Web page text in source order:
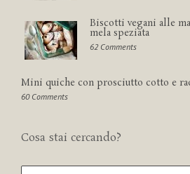
Biscotti vegani alle
mela speziata
62 Comments
Mini quiche con prosciutto cotto e
60 Comments
Cosa stai cercando?